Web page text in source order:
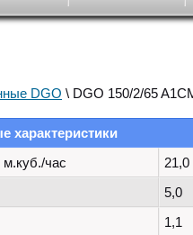
DGO \ DGO 150/2/65
характеристики
час
21,0
5,0
1,1